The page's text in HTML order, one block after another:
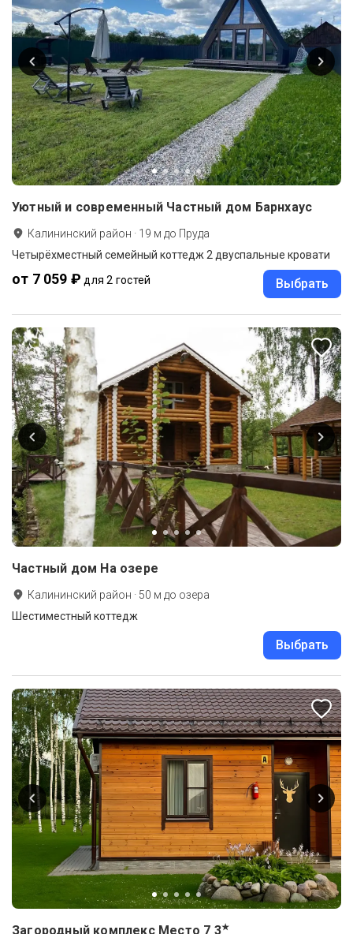
Уютный и современный Частный дом Барнхаус
Калининский район · 19 м до Пруда
Четырёхместный семейный коттедж 2 двуспальные кровати
от 7 059 ₽ для 2 гостей Выбрать
Частный дом На озере
Калининский район · 50 м до озера
Шестиместный коттедж
Выбрать
Загородный комплекс Место 7 3★